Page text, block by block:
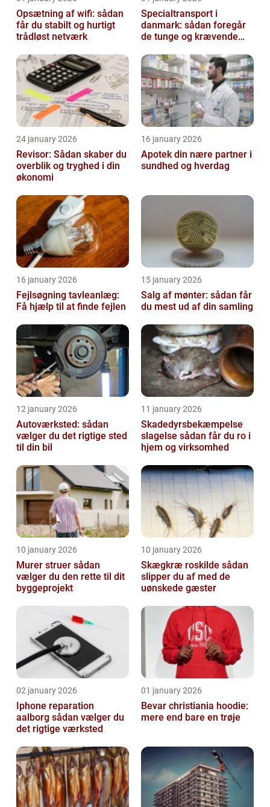
Opsætning af wifi: sådan
får du stabilt og hurtigt
trådløst netværk
Specialtransport i
danmark: sådan foregår
de tunge og krævende
24 january 2026
Revisor: Sådan skaber du
overblik og tryghed i din
økonomi
16 january 2026
Apotek din nære partner i
sundhed og hverdag
16 january 2026
Fejlsøgning tavleanlæg:
Få hjælp til at finde fejlen
15 january 2026
Salg af mønter: sådan får
du mest ud af din samling
12 january 2026
Autoværksted: sådan
vælger du det rigtige sted
til din bil
11 january 2026
Skadedyrsbekæmpelse
slagelse sådan får du ro i
hjem og virksomhed
10 january 2026
Murer struer sådan
vælger du den rette til dit
byggeprojekt
10 january 2026
Skægkræ roskilde sådan
slipper du af med de
uønskede gæster
02 january 2026
Iphone reparation
aalborg sådan vælger du
det rigtige værksted
01 january 2026
Bevar christiania hoodie:
mere end bare en trøje